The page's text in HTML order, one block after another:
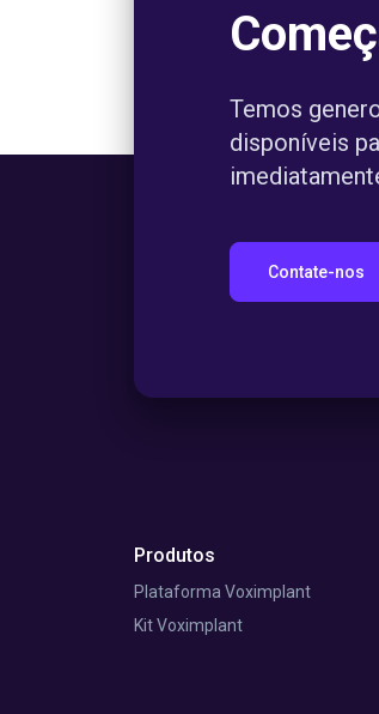
Temos
disponíveis
Contate-nos
Produtos
Plataforma Voximplant
Kit Voximplant